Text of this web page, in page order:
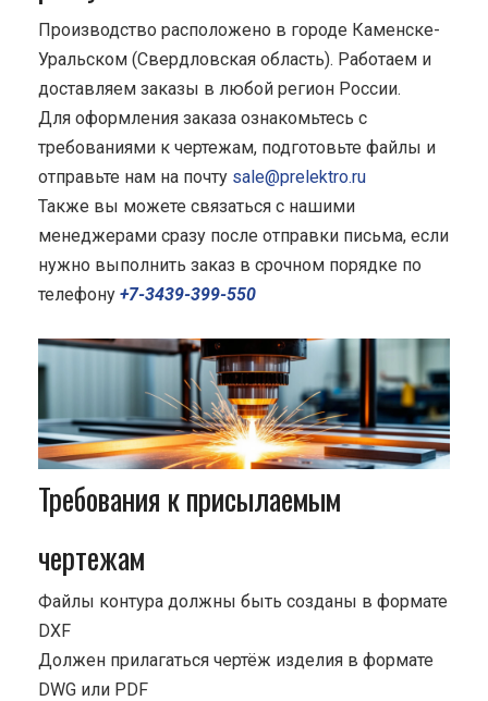
Производство расположено в городе Каменске-
Уральском (Свердловская область). Работаем и
доставляем заказы в любой регион России.
Для оформления заказа ознакомьтесь с
требованиями к чертежам, подготовьте файлы и
отправьте нам на почту sale@prelektro.ru
Также вы можете связаться с нашими
менеджерами сразу после отправки письма, если
нужно выполнить заказ в срочном порядке по
телефону +7-3439-399-550
Требования к присылаемым
чертежам
Файлы контура должны быть созданы в формате
DXF
Должен прилагаться чертёж изделия в формате
DWG или PDF